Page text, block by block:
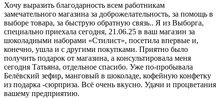
Хочу выразить благодарность всем работникам
замечательного магазина за доброжелательность, за помощь в
выборе товара, за быструю обратную связь.. Я из Выборга,
специально приехала сегодня, 21.06.25 в ваш магазин за
шоколадными наборами «Стилист», посетила впервые и,
конечно, ушла и с другими покупками. Приятно было
получить подарок от магазина, а консультировала меня
сегодня Татьяна, отдельное спасибо. Уже по-пробывала
Белёвский зефир, манговый в шоколаде, кофейную конфетку
из подарка -сюрприза. Всё очень вкусно. Удачи и процветания
вашему предприятию.